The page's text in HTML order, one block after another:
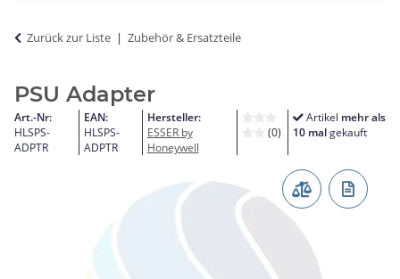
Zurück zur Liste Zubehör & Ersatzteile
PSU Adapter
Art.-Nr:
HLSPS-
ADPTR
EAN:
HLSPS-
ADPTR
Hersteller:
ESSER by
Honeywell
(0)
Artikel mehr als
10 malgekauft